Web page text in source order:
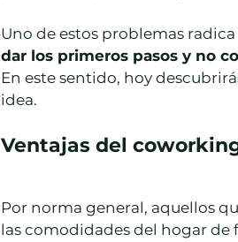
Uno de estos problemas
dar los primeros pasos y no
En este sentido, hoy
idea.
Ventajas del
Por norma general, aquellos
las comodidades del hogar de